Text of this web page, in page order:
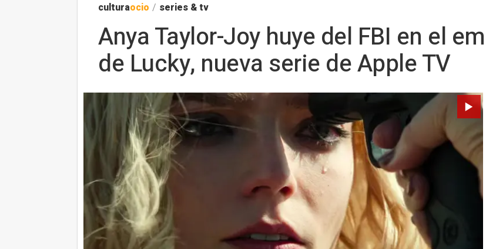
culturaocio / series & tv
Anya Taylor-Joy huye del FBI en el
de Lucky, nueva serie de Apple TV